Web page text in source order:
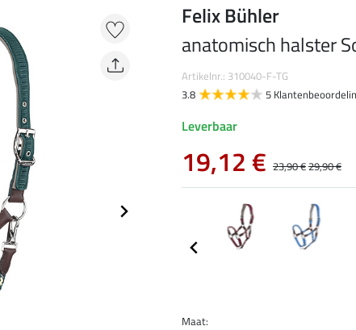
Maat:
Felix Bühler
anatomisch halster
Artikelnr.: 310040-F-TG
3.8
5
Leverbaar
19,12 € 23,90 €29,90 €